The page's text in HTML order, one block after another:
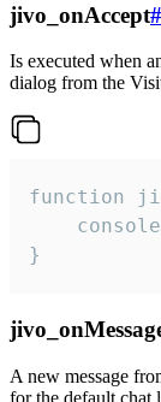
jivo_onAccept#
Is executed when
dialog from the
function
}
A new message
for the default chat